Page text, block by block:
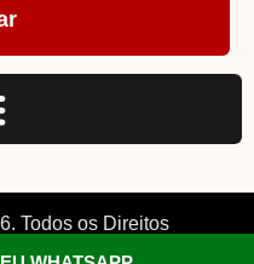
Todos os Direitos